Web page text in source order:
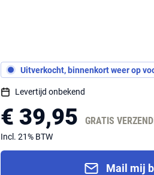
Uitverkocht, binnenkort weer op
Levertijd onbekend
€ 39,95 GRATIS
Incl. 21% BTW
Mail mij